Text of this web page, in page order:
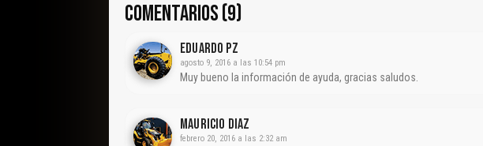
COMENTARIOS (9)
EDUARDO PZ
agosto 9, 2016 a las 10:54 pm
Muy bueno la información de ayuda, gracias saludos.
Mauricio Diaz
febrero 20, 2016 a las 2:32 am